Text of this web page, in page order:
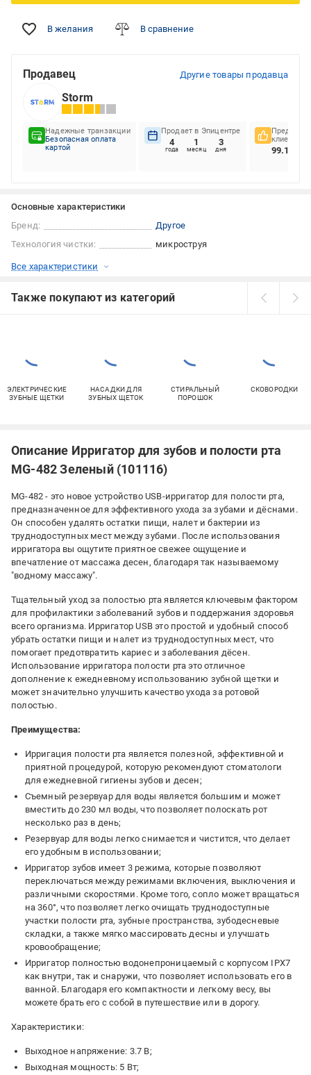
В желания В сравнение
Продавец Другие товары продавца
Storm
Надежные транзакции
Безопасная оплата
картой
Продает в Эпицентре
4
года
1
месяц
3
дня
клиентов
99.16%
Основные характеристики
Бренд:
Другое
Технология чистки:
микроструя
Все характеристики
Также покупают из категорий
ЭЛЕКТРИЧЕСКИЕ
ЗУБНЫЕ ЩЕТКИ
НАСАДКИ ДЛЯ
ЗУБНЫХ ЩЕТОК
СТИРАЛЬНЫЙ
ПОРОШОК
СКОВОРОДКИ
Описание Ирригатор для зубов и полости рта
MG-482 Зеленый (101116)
MG-482 - это новое устройство USB-ирригатор для полости рта,
предназначенное для эффективного ухода за зубами и дёснами.
Он способен удалять остатки пищи, налет и бактерии из
труднодоступных мест между зубами. После использования
ирригатора вы ощутите приятное свежее ощущение и
впечатление от массажа десен, благодаря так называемому
"водному массажу".
Тщательный уход за полостью рта является ключевым фактором
для профилактики заболеваний зубов и поддержания здоровья
всего организма. Ирригатор USB это простой и удобный способ
убрать остатки пищи и налет из труднодоступных мест, что
помогает предотвратить кариес и заболевания дёсен.
Использование ирригатора полости рта это отличное
дополнение к ежедневному использованию зубной щетки и
может значительно улучшить качество ухода за ротовой
полостью.
Преимущества:
Ирригация полости рта является полезной, эффективной и
приятной процедурой, которую рекомендуют стоматологи
для ежедневной гигиены зубов и десен;
Съемный резервуар для воды является большим и может
вместить до 230 мл воды, что позволяет полоскать рот
несколько раз в день;
Резервуар для воды легко снимается и чистится, что делает
его удобным в использовании;
Ирригатор зубов имеет 3 режима, которые позволяют
переключаться между режимами включения, выключения и
различными скоростями. Кроме того, сопло может вращаться
на 360°, что позволяет легко очищать труднодоступные
участки полости рта, зубные пространства, зубодесневые
складки, а также мягко массировать десны и улучшать
кровообращение;
Ирригатор полностью водонепроницаемый с корпусом IPX7
как внутри, так и снаружи, что позволяет использовать его в
ванной. Благодаря его компактности и легкому весу, вы
можете брать его с собой в путешествие или в дорогу.
Характеристики:
Выходное напряжение: 3.7 В;
Выходная мощность: 5 Вт;